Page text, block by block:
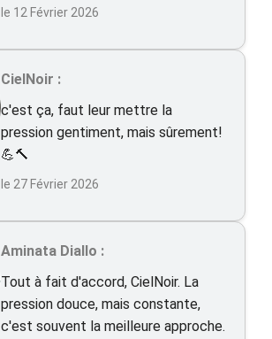
le 12 Février 2026
CielNoir :
c'est ça, faut leur mettre la
pression gentiment, mais sûrement!
💪🔨
le 27 Février 2026
Aminata Diallo :
Tout à fait d'accord, CielNoir. La
pression douce, mais constante,
c'est souvent la meilleure approche.